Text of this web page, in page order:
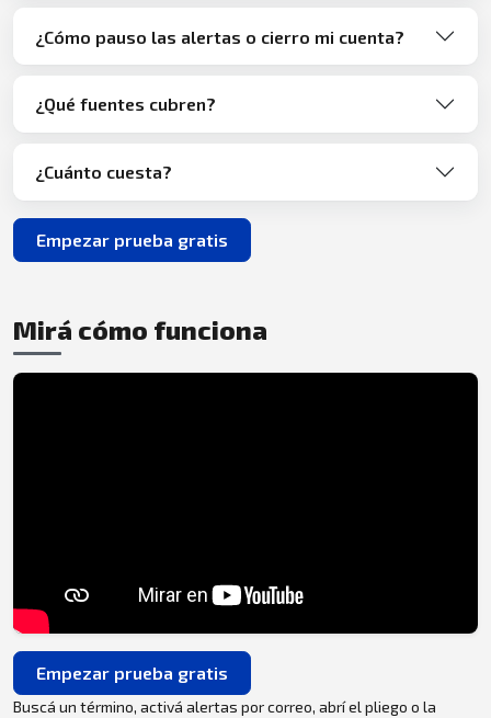
¿Cómo pauso las alertas o cierro mi cuenta?
¿Qué fuentes cubren?
¿Cuánto cuesta?
Empezar prueba gratis
Mirá cómo funciona
Empezar prueba gratis
Buscá un término, activá alertas por correo, abrí el pliego o la